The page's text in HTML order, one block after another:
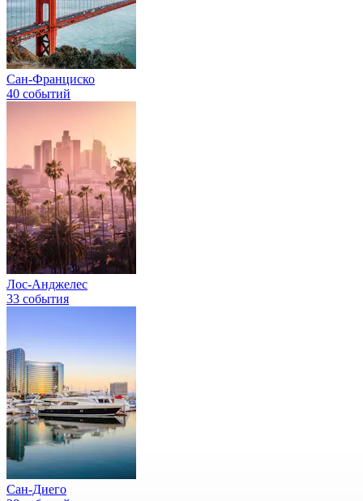
Сан-Франциско
40 событий
Лос-Анджелес
33 события
Сан-Диего